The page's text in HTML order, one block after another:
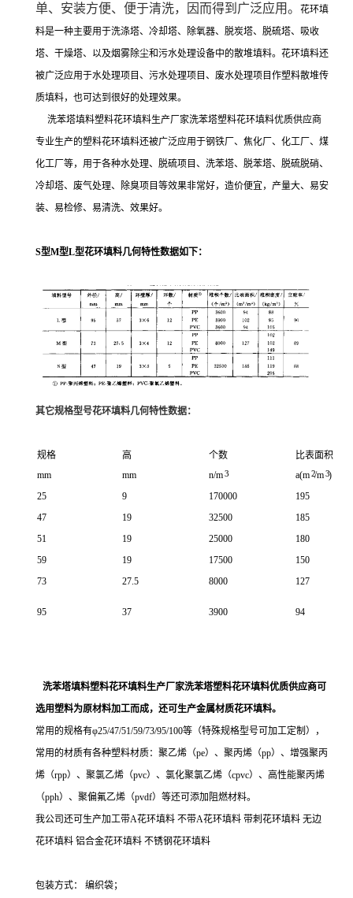
单、安装方便、便于清洗，因而得到广泛应用。
花环填
料是一种主要用于洗涤塔、冷却塔、除氧器、脱炭塔、脱硫塔、吸收
塔、干燥塔、以及烟雾除尘和污水处理设备中的散堆填料。花环填料还
被广泛应用于水处理项目、污水处理项目、废水处理项目作塑料散堆传
质填料，也可达到很好的处理效果。
洗苯塔填料塑料花环填料生产厂家洗苯塔塑料花环填料优质供应商
专业生产的塑料花环填料还被广泛应用于钢铁厂、焦化厂、化工厂、煤
化工厂等，用于各种水处理、脱硫项目、洗苯塔、脱苯塔、脱硫脱硝、
冷却塔、废气处理、除臭项目等效果非常好，造价便宜，产量大、易安
装、易检修、易清洗、效果好。
S型M型L型花环填料几何特性数据如下：
其它规格型号花环填料几何特性数据：
规格
mm
高
mm
个数
n/m3
比表面积
a(m2/m3)
25
9 170000
195
47
19 32500
185
51
19 25000
180
59
19 17500
150
73
27.5 8000 127
95 37 3900 94
洗苯塔填料塑料花环填料生产厂家洗苯塔塑料花环填料优质供应商可
选用塑料为原材料加工而成，还可生产金属材质花环填料。
常用的规格有φ25/47/51/59/73/95/100等（特殊规格型号可加工定制），
常用的材质有各种塑料材质：聚乙烯（pe）、聚丙烯（pp）、增强聚丙
烯（rpp）、聚氯乙烯（pvc）、氯化聚氯乙烯（cpvc）、高性能聚丙烯
（pph）、聚偏氟乙烯（pvdf）等还可添加阻燃材料。
我公司还可生产加工带A花环填料 不带A花环填料 带刺花环填料 无边
花环填料 铝合金花环填料 不锈钢花环填料
包装方式： 编织袋；